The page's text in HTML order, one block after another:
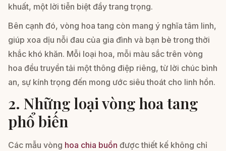
khuất, một lời tiễn biệt đầy trang trọng.
Bên cạnh đó, vòng hoa tang còn mang ý nghĩa tâm linh,
giúp xoa dịu nỗi đau của gia đình và bạn bè trong thời
khắc khó khăn. Mỗi loại hoa, mỗi màu sắc trên vòng
hoa đều truyền tải một thông điệp riêng, từ lời chúc bình
an, sự kính trọng đến mong ước siêu thoát cho linh hồn.
2. Những loại vòng hoa tang
phổ biến
Các mẫu vòng hoa chia buồn được thiết kế không chỉ